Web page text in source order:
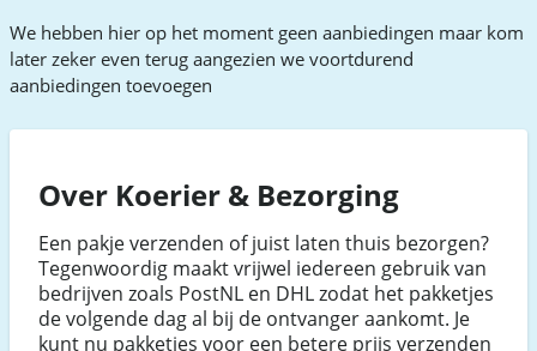
We hebben hier op het moment geen aanbiedingen maar kom
later zeker even terug aangezien we voortdurend
aanbiedingen toevoegen
Over Koerier & Bezorging
Een pakje verzenden of juist laten thuis bezorgen?
Tegenwoordig maakt vrijwel iedereen gebruik van
bedrijven zoals PostNL en DHL zodat het pakketjes
de volgende dag al bij de ontvanger aankomt. Je
kunt nu pakketjes voor een betere prijs verzenden